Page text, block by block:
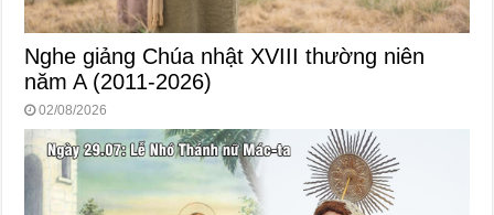
Nghe giảng Chúa nhật XVIII thường niên
năm A (2011-2026)
02/08/2026